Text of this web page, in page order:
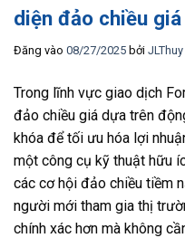
diện đảo chiều
Đăng vào 08/27/2025 bởi JLThuy
Trong lĩnh vực giao dịch
đảo chiều giá dựa trên
khóa để tối ưu hóa lợi
một công cụ kỹ thuật hữu
các cơ hội đảo chiều tiềm
người mới tham gia thị
chính xác hơn mà không